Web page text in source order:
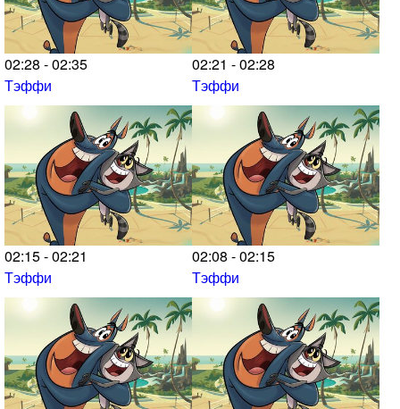
02:28 - 02:35
Тэффи
02:21 - 02:28
Тэффи
02:15 - 02:21
Тэффи
02:08 - 02:15
Тэффи